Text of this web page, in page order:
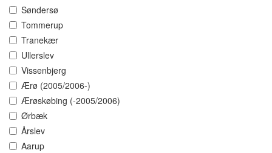
Søndersø
Tommerup
Tranekær
Ullerslev
Vissenbjerg
Ærø (2005/2006-)
Ærøskøbing (-2005/2006)
Ørbæk
Årslev
Aarup